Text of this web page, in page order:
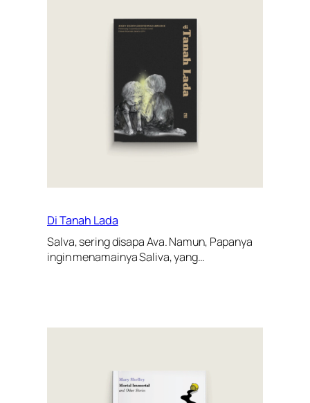
Di Tanah Lada
Salva, sering disapa Ava. Namun, Papanya
ingin menamainya Saliva, yang…